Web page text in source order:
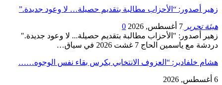
زهير أصدور: “الأحزاب مطالبة بتقديم حصيلة… لا وعود جديدة.”
هيئة تحرير 7 أغسطس, 2026
0
زهير أصدور: "الأحزاب مطالبة بتقديم حصيلة... لا وعود جديدة."
دردشة مع ياسمين الحاج 7 غشت 2026 في سياق…
هشام خلفادير: “العزوف الانتخابي يكرس بقاء نفس الوجوه……
6 أغسطس, 2026